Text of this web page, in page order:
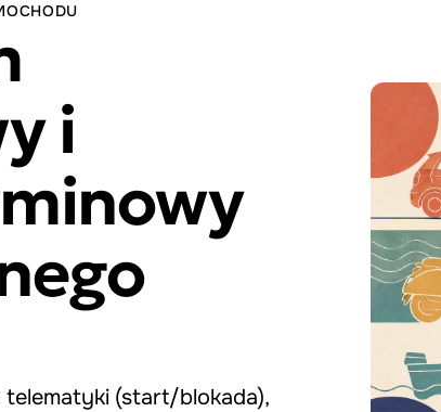
i
telematyki (start/blokada),